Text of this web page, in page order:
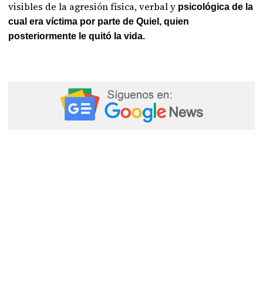
visibles de la agresión física, verbal y psicológica de la
cual era víctima por parte de Quiel, quien
posteriormente le quitó la vida.